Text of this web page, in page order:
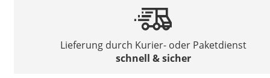
Lieferung durch Kurier- oder Paketdienst
schnell & sicher